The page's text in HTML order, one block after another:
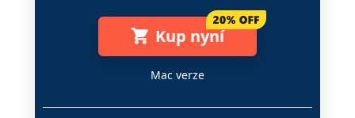
Kup nyní
Mac verze